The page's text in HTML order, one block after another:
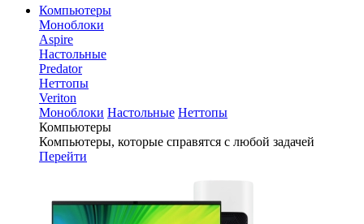
Компьютеры
Моноблоки
Aspire
Настольные
Predator
Неттопы
Veriton
Моноблоки Настольные Неттопы
Компьютеры
Компьютеры, которые справятся с любой задачей
Перейти